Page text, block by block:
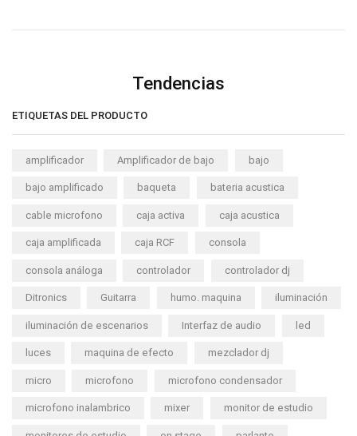
Tendencias
ETIQUETAS DEL PRODUCTO
amplificador Amplificador de bajo bajo
bajo amplificado baqueta bateria acustica
cable microfono caja activa caja acustica
caja amplificada caja RCF consola
consola análoga controlador controlador dj
Ditronics Guitarra humo. maquina iluminación
iluminación de escenarios Interfaz de audio led
luces maquina de efecto mezclador dj
micro microfono microfono condensador
microfono inalambrico mixer monitor de estudio